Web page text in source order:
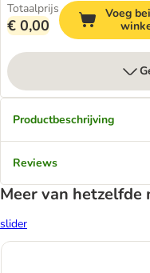
Totaalprijs
€ 0,00
Voeg
Productbeschrijving
Reviews
Meer van hetzelfde
slider